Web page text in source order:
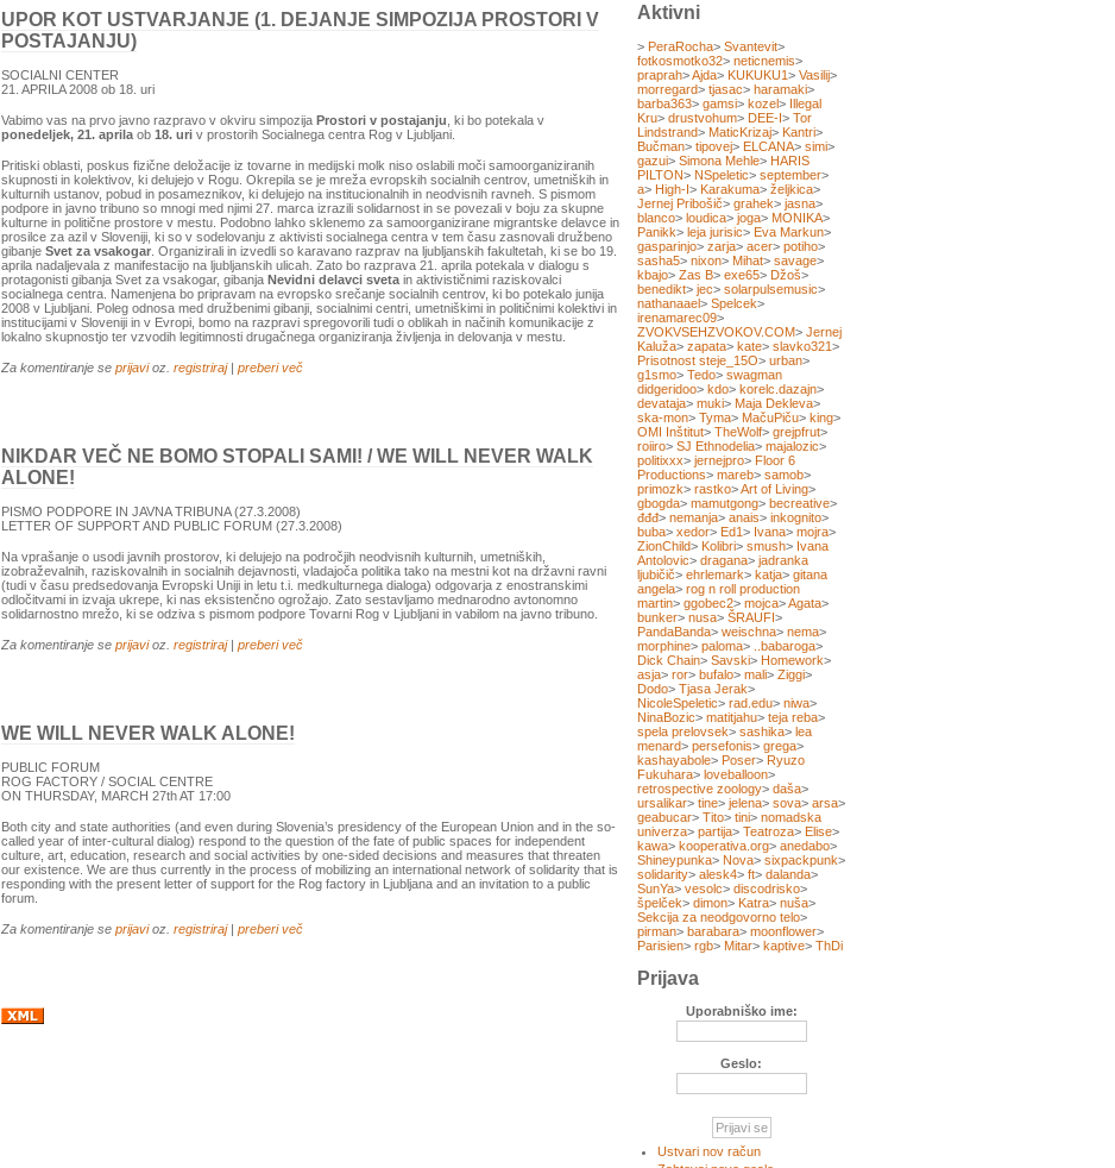
UPOR KOT USTVARJANJE (1. DEJANJE SIMPOZIJA PROSTORI V
POSTAJANJU)
SOCIALNI CENTER
21. APRILA 2008 ob 18. uri
Vabimo vas na prvo javno razpravo v okviru simpozija Prostori v postajanju , ki bo potekala v
ponedeljek, 21. aprila ob 18. uri v prostorih Socialnega centra Rog v Ljubljani.
Pritiski oblasti, poskus fizične deložacije iz tovarne in medijski molk niso oslabili moči samoorganiziranih
skupnosti in kolektivov, ki delujejo v Rogu. Okrepila se je mreža evropskih socialnih centrov, umetniških in
kulturnih ustanov, pobud in posameznikov, ki delujejo na institucionalnih in neodvisnih ravneh. S pismom
podpore in javno tribuno so mnogi med njimi 27. marca izrazili solidarnost in se povezali v boju za skupne
kulturne in politične prostore v mestu. Podobno lahko sklenemo za samoorganizirane migrantske delavce in
prosilce za azil v Sloveniji, ki so v sodelovanju z aktivisti socialnega centra v tem času zasnovali družbeno
gibanje Svet za vsakogar . Organizirali in izvedli so karavano razprav na ljubljanskih fakultetah, ki se bo 19.
aprila nadaljevala z manifestacijo na ljubljanskih ulicah. Zato bo razprava 21. aprila potekala v dialogu s
protagonisti gibanja Svet za vsakogar, gibanja Nevidni delavci sveta in aktivističnimi raziskovalci
socialnega centra. Namenjena bo pripravam na evropsko srečanje socialnih centrov, ki bo potekalo junija
2008 v Ljubljani. Poleg odnosa med družbenimi gibanji, socialnimi centri, umetniškimi in političnimi kolektivi in
institucijami v Sloveniji in v Evropi, bomo na razpravi spregovorili tudi o oblikah in načinih komunikacije z
lokalno skupnostjo ter vzvodih legitimnosti drugačnega organiziranja življenja in delovanja v mestu.
Za komentiranje se prijavioz. registriraj| preberi več
NIKDAR VEČ NE BOMO STOPALI SAMI! / WE WILL NEVER WALK
ALONE!
PISMO PODPORE IN JAVNA TRIBUNA (27.3.2008)
LETTER OF SUPPORT AND PUBLIC FORUM (27.3.2008)
Na vprašanje o usodi javnih prostorov, ki delujejo na področjih neodvisnih kulturnih, umetniških,
izobraževalnih, raziskovalnih in socialnih dejavnosti, vladajoča politika tako na mestni kot na državni ravni
(tudi v času predsedovanja Evropski Uniji in letu t.i. medkulturnega dialoga) odgovarja z enostranskimi
odločitvami in izvaja ukrepe, ki nas eksistenčno ogrožajo. Zato sestavljamo mednarodno avtonomno
solidarnostno mrežo, ki se odziva s pismom podpore Tovarni Rog v Ljubljani in vabilom na javno tribuno.
Za komentiranje se prijavioz. registriraj| preberi več
WE WILL NEVER WALK ALONE!
PUBLIC FORUM
ROG FACTORY / SOCIAL CENTRE
ON THURSDAY, MARCH 27th AT 17:00
Both city and state authorities (and even during Slovenia’s presidency of the European Union and in the so-
called year of inter-cultural dialog) respond to the question of the fate of public spaces for independent
culture, art, education, research and social activities by one-sided decisions and measures that threaten
our existence. We are thus currently in the process of mobilizing an international network of solidarity that is
responding with the present letter of support for the Rog factory in Ljubljana and an invitation to a public
forum.
Za komentiranje se prijavioz. registriraj| preberi več
Aktivni
> PeraRocha> Svantevit>
fotkosmotko32> neticnemis>
praprah>Ajda> KUKUKU1> Vasilij>
morregard> tjasac> haramaki>
barba363> gamsi> kozel> Illegal
Kru> drustvohum> DEE-I> Tor
Lindstrand> MaticKrizaj> Kantri>
Bučman> tipovej> ELCANA> simi>
gazui> Simona Mehle> HARIS
PILTON> NSpeletic> september>
a> High-I> Karakuma> željkica>
Jernej Pribošič> grahek> jasna>
blanco> loudica> joga> MONIKA>
Panikk> leja jurisic> Eva Markun>
gasparinjo> zarja> acer> potiho>
sasha5> nixon> Mihat> savage>
kbajo> Zas B> exe65> Džoš>
benedikt> jec> solarpulsemusic>
nathanaael> Spelcek>
irenamarec09>
ZVOKVSEHZVOKOV.COM> Jernej
Kaluža> zapata> kate> slavko321>
Prisotnost steje_15O> urban>
g1smo> Tedo> swagman
didgeridoo> kdo> korelc.dazajn>
devataja> muki> Maja Dekleva>
ska-mon> Tyma> MačuPiču> king>
OMI Inštitut> TheWolf> grejpfrut>
roiiro> SJ Ethnodelia> majalozic>
politixxx> jernejpro> Floor 6
Productions> mareb> samob>
primozk> rastko>Art of Living>
gbogda> mamutgong> becreative>
đđđ> nemanja> anais> inkognito>
buba> xedor> Ed1> Ivana> mojra>
ZionChild> Kolibri> smush> Ivana
Antolovic> dragana> jadranka
ljubičič> ehrlemark> katja> gitana
angela> rog n roll production
martin> ggobec2> mojca>Agata>
bunker> nusa> ŠRAUFI>
PandaBanda> weischna> nema>
morphine> paloma> ..babaroga>
Dick Chain> Savski> Homework>
asja> ror> bufalo> mali> Ziggi>
Dodo> Tjasa Jerak>
NicoleSpeletic> rad.edu> niwa>
NinaBozic> matitjahu> teja reba>
spela prelovsek> sashika> lea
menard> persefonis> grega>
kashayabole> Poser> Ryuzo
Fukuhara> loveballoon>
retrospective zoology> daša>
ursalikar> tine> jelena> sova> arsa>
geabucar> Tito> tini> nomadska
univerza> partija> Teatroza> Elise>
kawa> kooperativa.org> anedabo>
Shineypunka> Nova> sixpackpunk>
solidarity> alesk4> ft> dalanda>
SunYa> vesolc> discodrisko>
špelček> dimon> Katra> nuša>
Sekcija za neodgovorno telo>
pirman> barabara> moonflower>
Parisien> rgb> Mitar> kaptive> ThDi
Prijava
Uporabniško ime:
Geslo:
Ustvari nov račun